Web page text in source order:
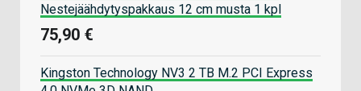
Nestejäähdytyspakkaus 12 cm musta 1 kpl
75,90 €
Kingston Technology NV3 2 TB M.2 PCI Express